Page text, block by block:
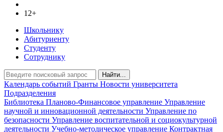
12+
Школьнику
Абитуриенту
Студенту
Сотруднику
Найти...
Календарь событий Гранты Новости университета
Подразделения
Библиотека Планово-Финансовое управление Управление
научной и инновационной деятельности Управление по
безопасности Управление воспитательной и социокультурной
деятельности Учебно-методическое управление Контрактная